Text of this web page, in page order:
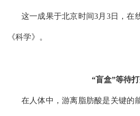
这一成果于北京时间3月 3日，在
《科学》。
“盲盒”等待
在人体中，游离脂肪酸是关键的